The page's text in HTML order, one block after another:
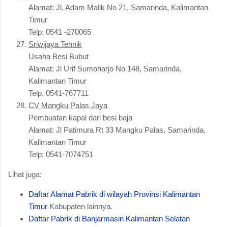
Alamat: Jl. Adam Malik No 21, Samarinda, Kalimantan
Timur
Telp: 0541 -270065
Sriwijaya Tehnik
Usaha Besi Bubut
Alamat: Jl Urif Sumoharjo No 148, Samarinda,
Kalimantan Timur
Telp. 0541-767711
CV Mangku Palas Jaya
Pembuatan kapal dari besi baja
Alamat: Jl Patimura Rt 33 Mangku Palas, Samarinda,
Kalimantan Timur
Telp: 0541-7074751
Lihat juga:
Daftar Alamat Pabrik di wilayah Provinsi Kalimantan
Timur Kabupaten lainnya.
Daftar Pabrik di Banjarmasin Kalimantan Selatan